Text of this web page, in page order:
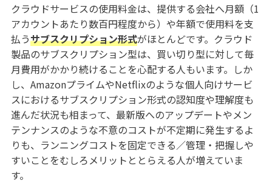
クラウドサービスの使用料金は、提供する会社へ月額（1
アカウントあたり数百円程度から）や年額で使用料を支
払うサブスクリプション形式がほとんどです。クラウド
製品のサブスクリプション型は、買い切り型に対して毎
月費用がかかり続けることを心配する人もいます。しか
し、AmazonプライムやNetflixのような個人向けサービ
スにおけるサブスクリプション形式の認知度や理解度も
進んだ状況も相まって、最新版へのアップデートやメン
テンナンスのような不意のコストが不定期に発生するよ
りも、ランニングコストを固定できる／管理・把握しや
すいことをむしろメリットととらえる人が増えていま
す。